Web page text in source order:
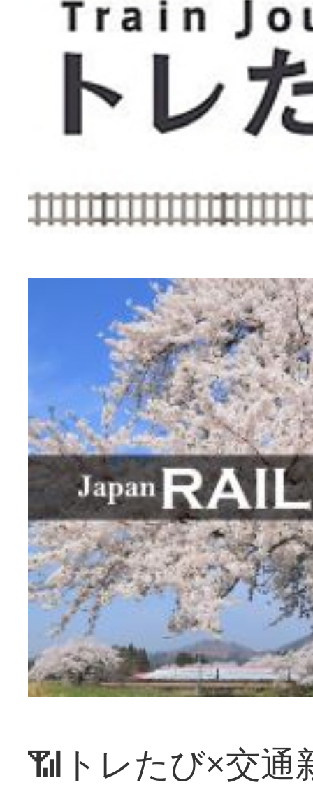
📶トレたび×交通